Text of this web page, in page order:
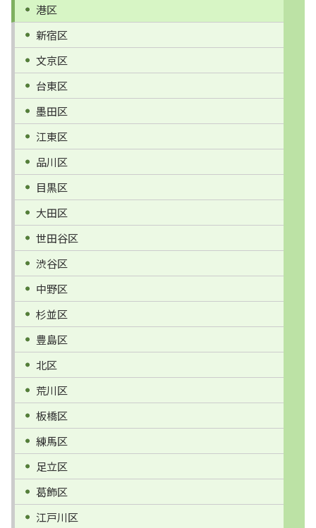
港区
新宿区
文京区
台東区
墨田区
江東区
品川区
目黒区
大田区
世田谷区
渋谷区
中野区
杉並区
豊島区
北区
荒川区
板橋区
練馬区
足立区
葛飾区
江戸川区